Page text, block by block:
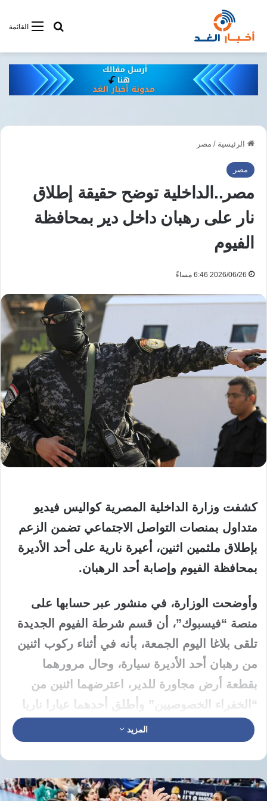
القائمةأبحت فى
الرئيسية / مصر
مصر
مصر..الداخلية توضح حقيقة إطلاق
نار على رهبان داخل دير بمحافظة
الفيوم
2026/06/26 6:46 مساءً
كشفت وزارة الداخلية المصرية كواليس فيديو
متداول بمنصات التواصل الاجتماعي تضمن الزعم
بإطلاق ملثمين اثنين، أعيرة نارية على أحد الأديرة
بمحافظة الفيوم وإصابة أحد الرهبان.
وأوضحت الوزارة، في منشور عبر حسابها على
منصة “فيسبوك”، أن قسم شرطة الفيوم الجديدة
تلقى بلاغا اليوم الجمعة، بأنه في أثناء ركوب اثنين
من رهبان أحد الأديرة سيارة، وحال مرورهما
بقطعة أرض مجاورة للدير، اعترضهما اثنين من
“الخفراء الخصوصيين” وأطلق أحدهما عيارا ناريا
من بندقية خرطوش تجاههما، ما أسفر عن إصابة
أحد مستقلي السيارة برش خرطوش بقدمه
اليسرى.
المزيد